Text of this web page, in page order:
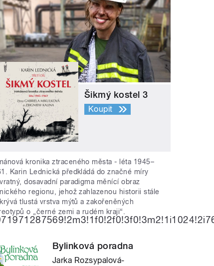
Šikmý kostel 3
Koupit
kronika ztraceného města - léta 1945–
Karin Lednická předkládá do značné míry
dosavadní paradigma měnící obraz
regionu, jehož zahlazenou historii stále
tlustá vrstva mýtů a zakořeněných
o „černé zemi a rudém kraji“.
Bylinková poradna
Jarka Rozsypalová-